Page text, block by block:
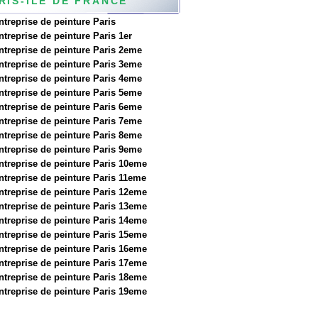
de peinture Paris
de peinture Paris 1er
de peinture Paris 2eme
de peinture Paris 3eme
de peinture Paris 4eme
de peinture Paris 5eme
de peinture Paris 6eme
de peinture Paris 7eme
de peinture Paris 8eme
de peinture Paris 9eme
de peinture Paris 10eme
de peinture Paris 11eme
de peinture Paris 12eme
de peinture Paris 13eme
de peinture Paris 14eme
de peinture Paris 15eme
de peinture Paris 16eme
de peinture Paris 17eme
de peinture Paris 18eme
de peinture Paris 19eme